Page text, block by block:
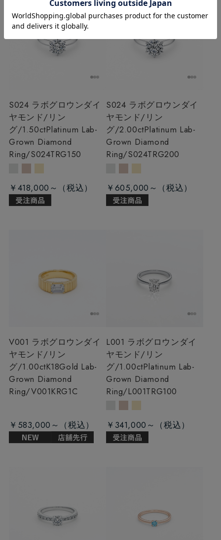
S024 ラボグロウンダイ
ヤモンド/リン
グ/1.50ctPlatinum Lab-
Grown Diamond
Ring/S024TRG150
￥418,000～
S024 ラボグロウンダイ
ヤモンド/リン
グ/2.00ctPlatinum Lab-
Grown Diamond
Ring/S024TRG200
￥605,000～
V001 ラボグロウンダイ
ヤモンド/リン
グ/1.00ctK18Gold Lab-
Grown Diamond
Ring/V001KRG1C
￥583,000～
L001 ラボグロウンダイ
ヤモンド/リン
グ/1.00ctPlatinum Lab-
Grown Diamond
Ring/L001TRG100
￥341,000～